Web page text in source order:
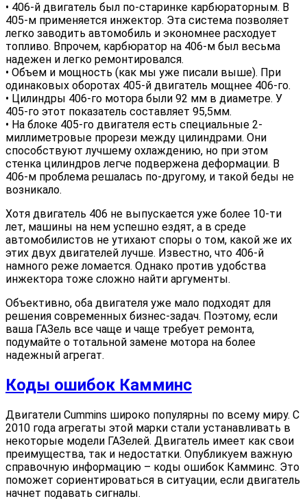
• 406-й двигатель был по-старинке карбюраторным. В
405-м применяется инжектор. Эта система позволяет
легко заводить автомобиль и экономнее расходует
топливо. Впрочем, карбюратор на 406-м был весьма
надежен и легко ремонтировался.
• Объем и мощность (как мы уже писали выше). При
одинаковых оборотах 405-й двигатель мощнее 406-го.
• Цилиндры 406-го мотора были 92 мм в диаметре. У
405-го этот показатель составляет 95,5мм.
• На блоке 405-го двигателя есть специальные 2-
миллиметровые прорези между цилиндрами. Они
способствуют лучшему охлаждению, но при этом
стенка цилиндров легче подвержена деформации. В
406-м проблема решалась по-другому, и такой беды не
возникало.
Хотя двигатель 406 не выпускается уже более 10-ти
лет, машины на нем успешно ездят, а в среде
автомобилистов не утихают споры о том, какой же их
этих двух двигателей лучше. Известно, что 406-й
намного реже ломается. Однако против удобства
инжектора тоже сложно найти аргументы.
Объективно, оба двигателя уже мало подходят для
решения современных бизнес-задач. Поэтому, если
ваша ГАЗель все чаще и чаще требует ремонта,
подумайте о тотальной замене мотора на более
надежный агрегат.
Коды ошибок Камминс
Двигатели Cummins широко популярны по всему миру. С
2010 года агрегаты этой марки стали устанавливать в
некоторые модели ГАЗелей. Двигатель имеет как свои
преимущества, так и недостатки. Опубликуем важную
справочную информацию – коды ошибок Камминс. Это
поможет сориентироваться в ситуации, если двигатель
начнет подавать сигналы.